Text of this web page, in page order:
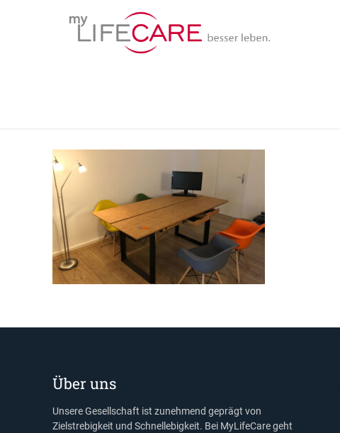
Über uns
Unsere Gesellschaft ist zunehmend geprägt von
Zielstrebigkeit und Schnellebigkeit. Bei MyLifeCare geht